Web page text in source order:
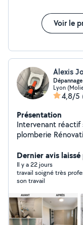
Voir le
Alexis
Lyon
4,8/5
Présentation
Intervenant réactif
plomberie Rénovation Salle d'eau clé en main
canalisation,
Dernier avis
Il y a 22 jours
travail soigné très
son travail